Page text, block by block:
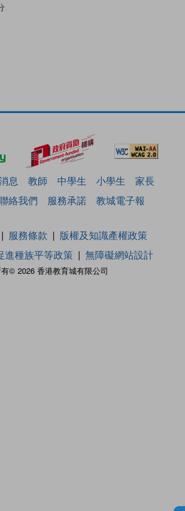
息 教師 中學生 小學生
家長
絡我們 服務承諾 教城電子報
© 2026 香港教育城有限公司
服務條款
版權及知識產權政策
進種族平等政策 無障礙網站設計